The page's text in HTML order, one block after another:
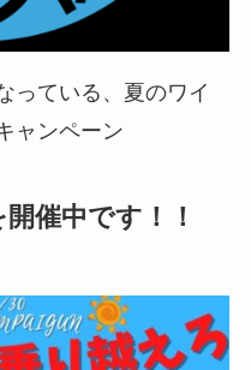
っている、夏のワイ
ャンペーン
催中です！！